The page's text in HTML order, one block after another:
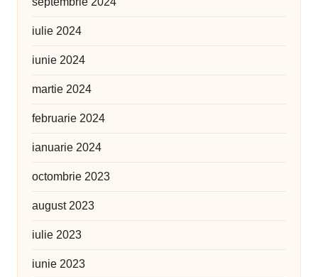
iulie 2024
iunie 2024
martie 2024
februarie 2024
ianuarie 2024
octombrie 2023
august 2023
iulie 2023
iunie 2023